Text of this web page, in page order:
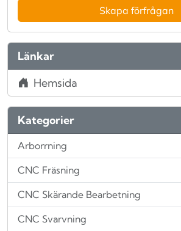
Skapa förfrågan
Länkar
Hemsida
Kategorier
Arborrning
CNC Fräsning
CNC Skärande Bearbetning
CNC Svarvning